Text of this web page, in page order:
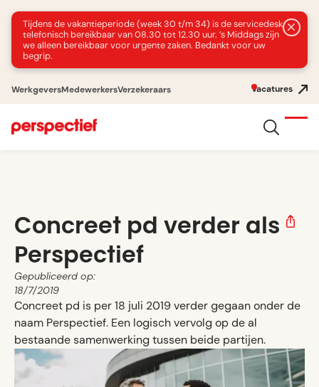
Tijdens de vakantieperiode (week 30 t/m 34) is de servicedesk
telefonisch bereikbaar van 08.30 tot 12.30 uur. ’s Middags zijn
we alleen bereikbaar voor urgente zaken. Bedankt voor uw
begrip.
WerkgeversMedewerkersVerzekeraars Vacatures
Concreet pd verder als
Perspectief
Gepubliceerd op:
18/7/2019
Concreet pd is per 18 juli 2019 verder gegaan onder de
naam Perspectief. Een logisch vervolg op de al
bestaande samenwerking tussen beide partijen.